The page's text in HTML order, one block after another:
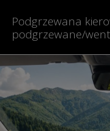
Podgrzewana
podgrzewane/